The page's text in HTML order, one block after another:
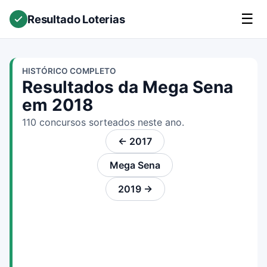
Resultado Loterias ☰
HISTÓRICO COMPLETO
Resultados da Mega Sena
em 2018
110 concursos sorteados neste ano.
← 2017
Mega Sena
2019 →